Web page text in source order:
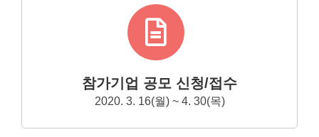
참가기업 공모 신청/접수
2020. 3. 16(월) ~ 4. 30(목)